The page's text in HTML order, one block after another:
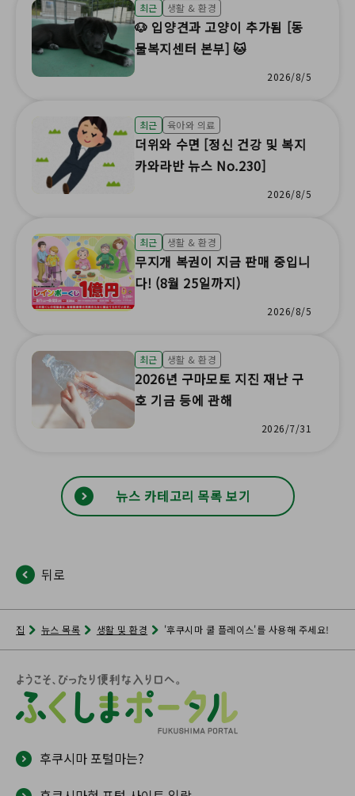
최근 생활 & 환경
🐶 입양견과 고양이 추가됨 [동
물복지센터 본부] 🐱
2026/8/5
최근 육아와 의료
더위와 수면 [정신 건강 및 복지
카와라반 뉴스 No.230]
2026/8/5
최근 생활 & 환경
무지개 복권이 지금 판매 중입니
다! (8월 25일까지)
2026/8/5
최근 생활 & 환경
2026년 구마모토 지진 재난 구
호 기금 등에 관해
2026/7/31
뉴스 카테고리 목록 보기
뒤로
집 뉴스 목록 생활 및 환경 '후쿠시마 쿨 플레이스'를 사용해 주세요!
후쿠시마 포털마는?